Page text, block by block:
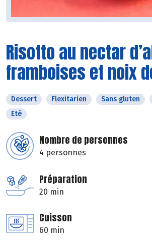
Risotto au nectar
framboises et noix
Dessert Flexitarien Sans gluten
Eté
Nombre de personnes
4 personnes
Préparation
20 min
Cuisson
60 min